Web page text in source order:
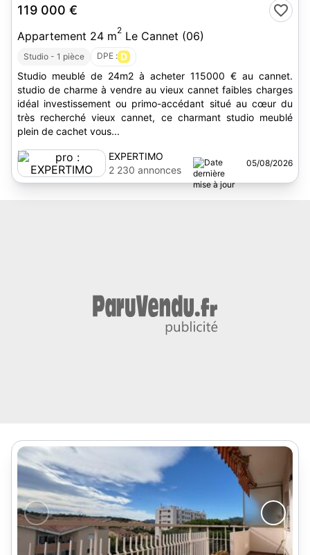
119 000 €
Appartement 24 m2 Le Cannet (06)
Studio - 1 pièce DPE : D
Studio meublé de 24m2 à acheter 115000 € au cannet.
studio de charme à vendre au vieux cannet faibles charges
idéal investissement ou primo-accédant situé au cœur du
très recherché vieux cannet, ce charmant studio meublé
plein de cachet vous...
EXPERTIMO
2 230 annonces
05/08/2026